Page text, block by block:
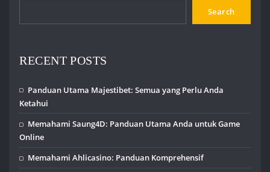
Search
RECENT POSTS
Panduan Utama Majestibet: Semua yang Perlu Anda
Ketahui
Memahami Saung4D: Panduan Utama Anda untuk Game
Online
Memahami Ahlicasino: Panduan Komprehensif